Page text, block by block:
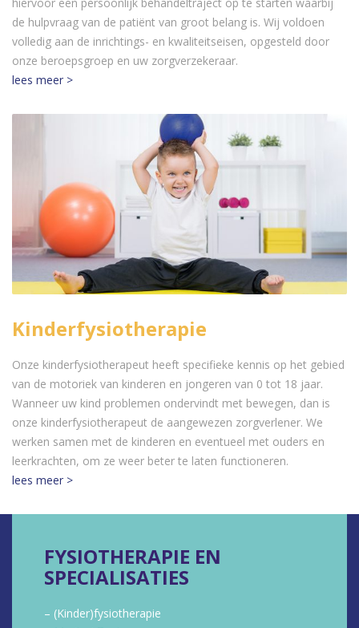
de hulpvraag van de patiënt van groot belang is. Wij voldoen
volledig aan de inrichtings- en kwaliteitseisen, opgesteld door
onze beroepsgroep en uw zorgverzekeraar.
lees meer >
Kinderfysiotherapie
Onze kinderfysiotherapeut heeft specifieke kennis op het gebied
van de motoriek van kinderen en jongeren van 0 tot 18 jaar.
Wanneer uw kind problemen ondervindt met bewegen, dan is
onze kinderfysiotherapeut de aangewezen zorgverlener. We
werken samen met de kinderen en eventueel met ouders en
leerkrachten, om ze weer beter te laten functioneren.
lees meer >
FYSIOTHERAPIE EN
SPECIALISATIES
– (Kinder)fysiotherapie